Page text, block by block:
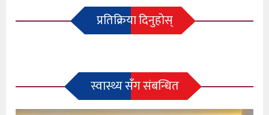
प्रतिक्रिया दिनुहोस्
स्वास्थ्य सँग संबन्धित